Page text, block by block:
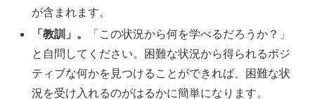
が含まれます。
「教訓」。
「この状況から何を学べるだろうか？」
と自問してください。困難な状況から得られるポジ
ティブな何かを見つけることができれば、困難な状
況を受け入れるのがはるかに簡単になります。